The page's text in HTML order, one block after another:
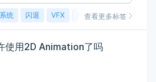
统 闪退 VFX 崩溃 账号 渲染
查看更多标签
使用2D Animation了吗